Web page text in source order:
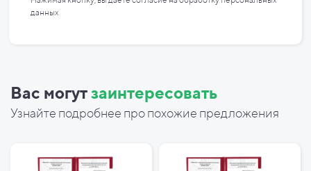
данных
Вас могутзаинтересовать
Узнайте подробнее про похожие предложения